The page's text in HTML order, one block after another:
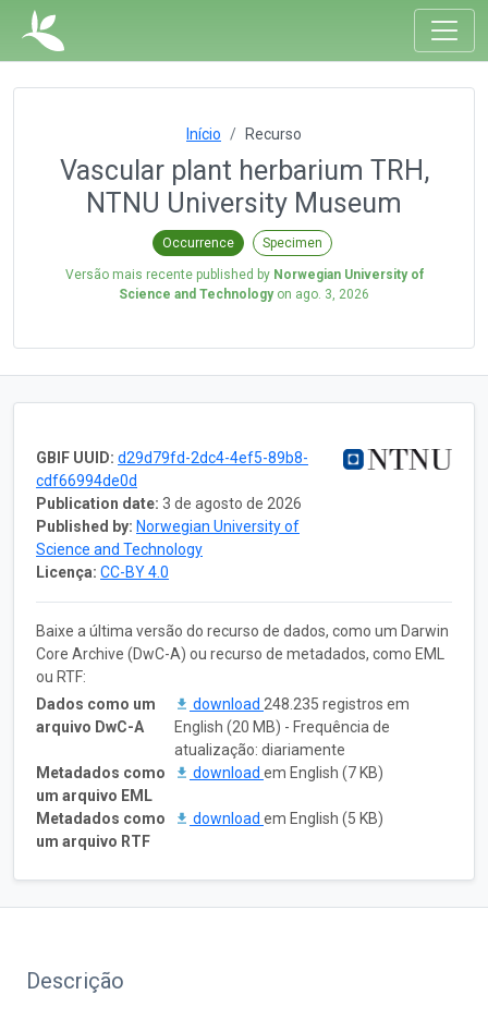
Início Recurso
Vascular plant herbarium TRH,
NTNU University Museum
Occurrence Specimen
Versão mais recente published by Norwegian University of
Science and Technologyon ago. 3, 2026
GBIF UUID: d29d79fd-2dc4-4ef5-89b8-
cdf66994de0d
Publication date: 3 de agosto de 2026
Published by: Norwegian University of
Science and Technology
Licença: CC-BY 4.0
Baixe a última versão do recurso de dados, como um Darwin
Core Archive (DwC-A) ou recurso de metadados, como EML
ou RTF:
Dados como um
arquivo DwC-A
download 248.235 registros em
English (20 MB) - Frequência de
atualização: diariamente
Metadados como
um arquivo EML
download em English (7 KB)
Metadados como
um arquivo RTF
download em English (5 KB)
Descrição